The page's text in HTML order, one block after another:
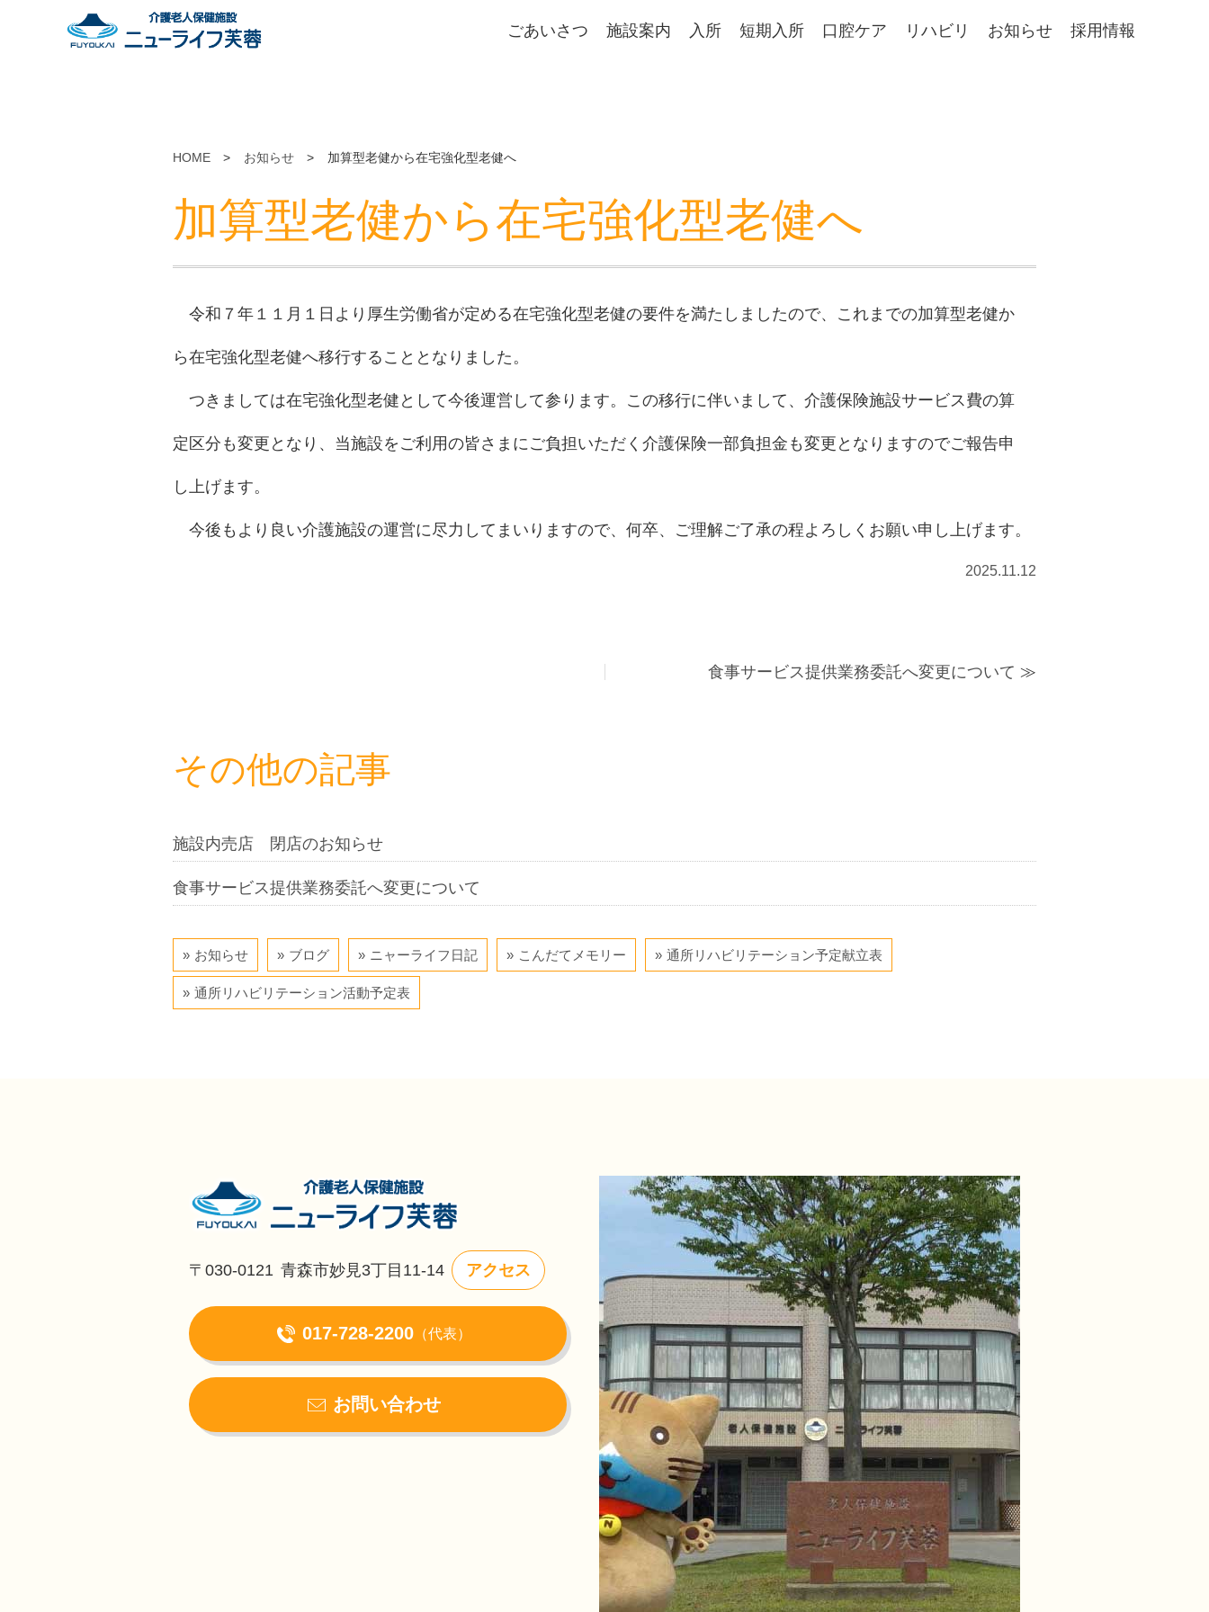
ごあいさつ 施設案内 入所 短期入所 口腔ケア リハビリ お知らせ 採用情報
HOME > お知らせ > 加算型老健から在宅強化型老健へ
加算型老健から在宅強化型老健へ
令和７年１１月１日より厚生労働省が定める在宅強化型老健の要件を満たしましたので、これまでの加算型老健か
ら在宅強化型老健へ移行することとなりました。
つきましては在宅強化型老健として今後運営して参ります。この移行に伴いまして、介護保険施設サービス費の算
定区分も変更となり、当施設をご利用の皆さまにご負担いただく介護保険一部負担金も変更となりますのでご報告申
し上げます。
今後もより良い介護施設の運営に尽力してまいりますので、何卒、ご理解ご了承の程よろしくお願い申し上げます。
2025.11.12
食事サービス提供業務委託へ変更について ≫
その他の記事
施設内売店 閉店のお知らせ
食事サービス提供業務委託へ変更について
お知らせ ブログ ニャーライフ日記 こんだてメモリー 通所リハビリテーション予定献立表
通所リハビリテーション活動予定表
〒030-0121 青森市妙見3丁目11-14 アクセス
017-728-2200（代表）
お問い合わせ